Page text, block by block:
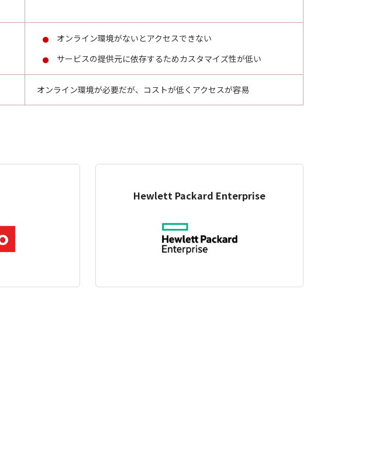
オンライン環境がないとアクセスできない
サービスの提供元に依存するためカスタマイズ性が低い
オンライン環境が必要だが、コストが低くアクセスが容易
Hewlett Packard Enterprise